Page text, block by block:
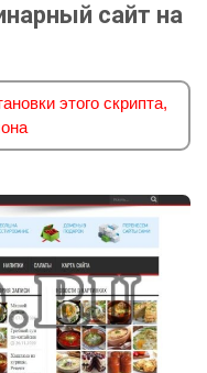
сайт на
этого скрипта,